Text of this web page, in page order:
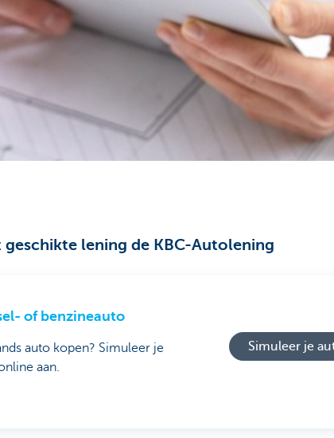
geschikte lening de KBC-Autolening
of benzineauto
auto kopen? Simuleer je
aan.
Simuleer je